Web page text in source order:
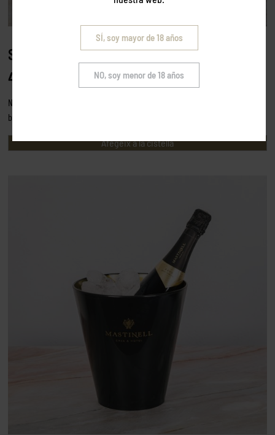
Sacacorchos Pulltex
4,95
Nuestro sacacorchos es la herramienta perfecta para descorchar nuestras
botellas de vino. Ligero y sencillo de usar, no puede faltar en tu cocina.
Afegeix a la cistella
SÍ, soy mayor de 18 años
NO, soy menor de 18 años